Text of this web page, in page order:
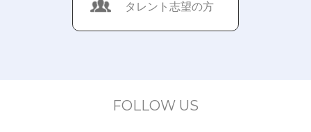
タレント志望の方
FOLLOW US